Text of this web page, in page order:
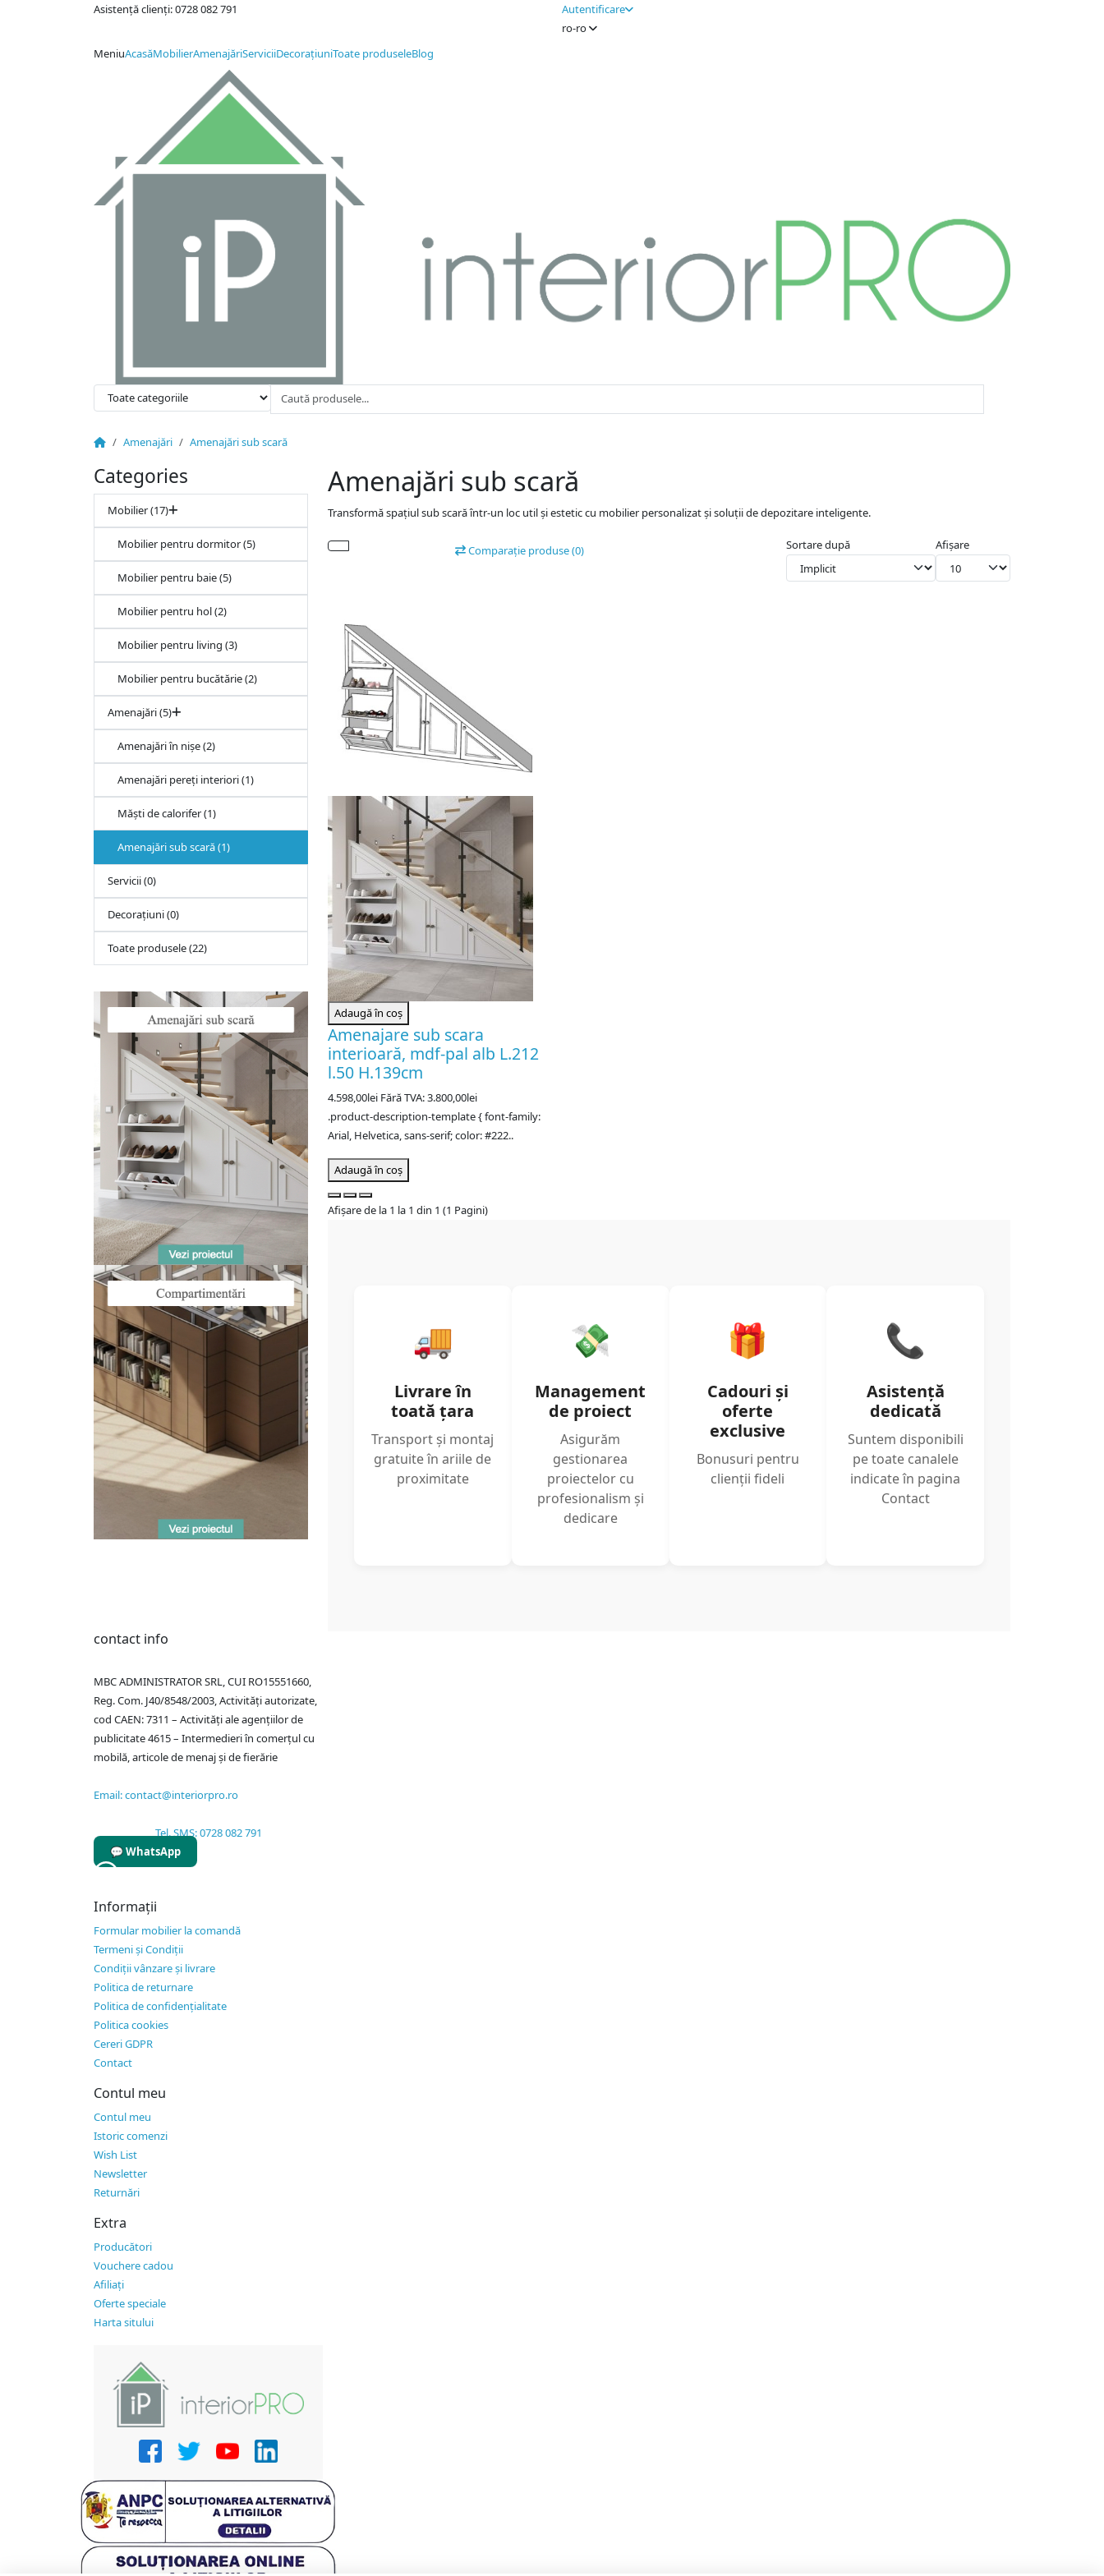
Asistență clienți: 0728 082 791
Autentificare
ro-ro
MeniuAcasăMobilierAmenajăriServiciiDecorațiuniToate produseleBlog
Amenajări Amenajări sub scară
Categories
Mobilier (17)
Mobilier pentru dormitor (5)
Mobilier pentru baie (5)
Mobilier pentru hol (2)
Mobilier pentru living (3)
Mobilier pentru bucătărie (2)
Amenajări (5)
Amenajări în nișe (2)
Amenajări pereți interiori (1)
Măști de calorifer (1)
Amenajări sub scară (1)
Servicii (0)
Decorațiuni (0)
Toate produsele (22)
Amenajări sub scară
Transformă spațiul sub scară într-un loc util și estetic cu mobilier personalizat și soluții de depozitare inteligente.
Comparație produse (0) Sortare după Afișare
Adaugă în coș
Amenajare sub scara
interioară, mdf-pal alb L.212
l.50 H.139cm
4.598,00lei Fără TVA: 3.800,00lei
.product-description-template { font-family:
Arial, Helvetica, sans-serif; color: #222..
Adaugă în coș
Afișare de la 1 la 1 din 1 (1 Pagini)
🚚
Livrare în
toată țara
Transport și montaj
gratuite în ariile de
proximitate
💸
Management
de proiect
Asigurăm
gestionarea
proiectelor cu
profesionalism și
dedicare
🎁
Cadouri și
oferte
exclusive
Bonusuri pentru
clienții fideli
📞
Asistență
dedicată
Suntem disponibili
pe toate canalele
indicate în pagina
Contact
contact info
MBC ADMINISTRATOR SRL, CUI RO15551660,
Reg. Com. J40/8548/2003, Activități autorizate,
cod CAEN: 7311 – Activități ale agențiilor de
publicitate 4615 – Intermedieri în comerțul cu
mobilă, articole de menaj și de fierărie
Email: contact@interiorpro.ro
Tel. SMS: 0728 082 791
💬 WhatsApp
Informaţii
Formular mobilier la comandă
Termeni și Condiții
Condiții vânzare și livrare
Politica de returnare
Politica de confidențialitate
Politica cookies
Cereri GDPR
Contact
Contul meu
Contul meu
Istoric comenzi
Wish List
Newsletter
Returnări
Extra
Producători
Vouchere cadou
Afiliaţi
Oferte speciale
Harta sitului